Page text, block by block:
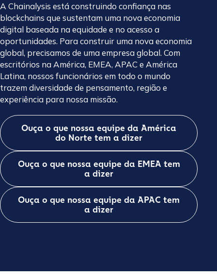
A Chainalysis está construindo confiança nas
blockchains que sustentam uma nova economia
digital baseada na equidade e no acesso a
oportunidades. Para construir uma nova economia
global, precisamos de uma empresa global. Com
escritórios na América, EMEA, APAC e América
Latina, nossos funcionários em todo o mundo
trazem diversidade de pensamento, região e
experiência para nossa missão.
Ouça o que nossa equipe da América
do Norte tem a dizer
Ouça o que nossa equipe da EMEA tem
a dizer
Ouça o que nossa equipe da APAC tem
a dizer